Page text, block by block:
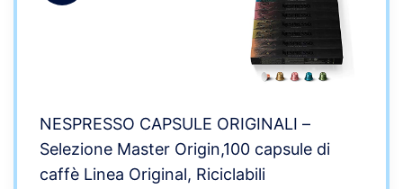
NESPRESSO CAPSULE ORIGINALI –
Selezione Master Origin,100 capsule di
caffè Linea Original, Riciclabili